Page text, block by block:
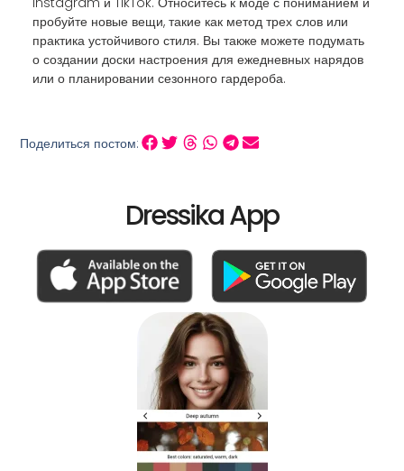
пробуйте новые вещи, такие как метод трех слов или
практика устойчивого стиля. Вы также можете подумать
о создании доски настроения для ежедневных нарядов
или о планировании сезонного гардероба.
Поделиться постом:
Dressika App